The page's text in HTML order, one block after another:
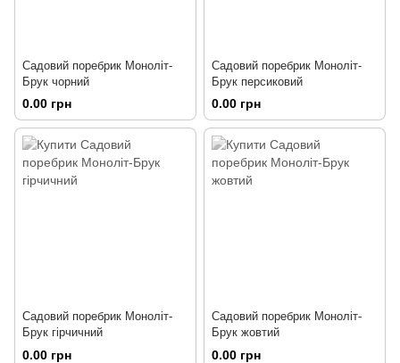
Садовий поребрик Моноліт-
Брук чорний
0.00 грн
Садовий поребрик Моноліт-
Брук персиковий
0.00 грн
Садовий поребрик Моноліт-
Брук гірчичний
0.00 грн
Садовий поребрик Моноліт-
Брук жовтий
0.00 грн